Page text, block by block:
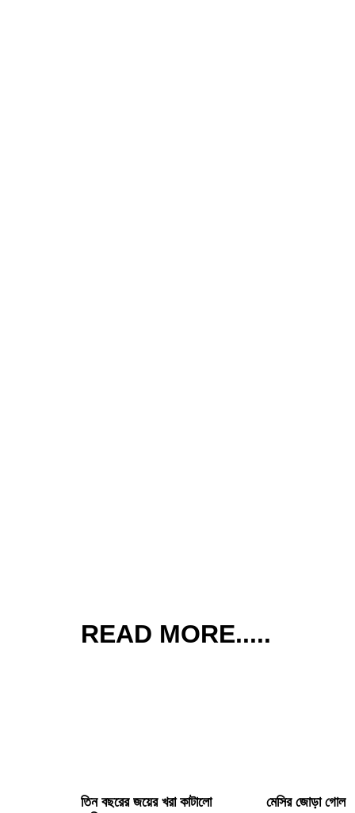
READ MORE.....
তিন বছরের জয়ের খরা কাটালো
মেসির জোড়া গোল